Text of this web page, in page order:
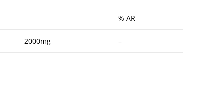
% AR
2000mg –